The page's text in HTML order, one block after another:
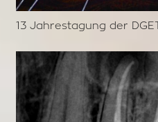
13 Jahrestagung der DGET